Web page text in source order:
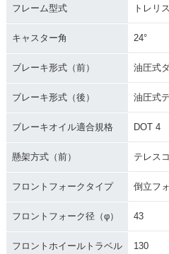
フレーム型式 トレリ
キャスター角 24°
ブレーキ形式（前） 油圧式
ブレーキ形式（後） 油圧式
ブレーキオイル適合規格 DOT 4
懸架方式（前） テレス
フロントフォークタイプ 倒立フ
フロントフォーク径（φ） 43
フロントホイールトラベル
130